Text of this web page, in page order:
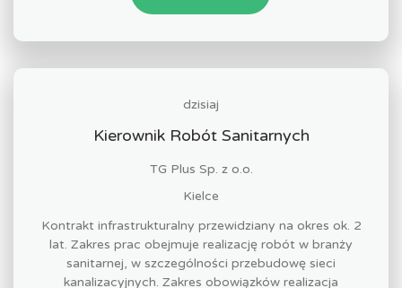
dzisiaj
Kierownik Robót Sanitarnych
TG Plus Sp. z o.o.
Kielce
Kontrakt infrastrukturalny przewidziany na okres ok. 2
lat. Zakres prac obejmuje realizację robót w branży
sanitarnej, w szczególności przebudowę sieci
kanalizacyjnych. Zakres obowiązków realizacja